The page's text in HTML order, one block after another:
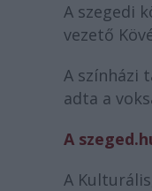
A szegedi
vezető
A színházi
adta a
A
A